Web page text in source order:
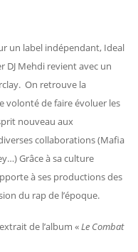
un label indépendant, Ideal
DJ Mehdi revient avec un
On retrouve la
volonté de faire évoluer les
nouveau aux
collaborations (Mafia
Grâce à sa culture
à ses productions des
du rap de l’époque.
de l’album «Le Combat